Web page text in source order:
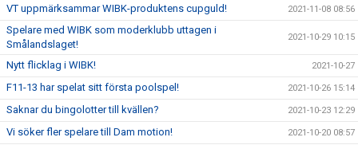
VT uppmärksammar WIBK-produktens cupguld! 2021-11-08 08:56
Spelare med WIBK som moderklubb uttagen i
Smålandslaget!
2021-10-29 10:15
Nytt flicklag i WIBK! 2021-10-27
F11-13 har spelat sitt första poolspel! 2021-10-26 15:14
Saknar du bingolotter till kvällen? 2021-10-23 12:29
Vi söker fler spelare till Dam motion! 2021-10-20 08:57